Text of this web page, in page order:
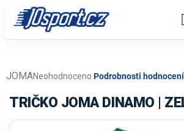
obsah
Průměrné
produktu
je
0,0
Neohodnoceno Podrobnosti hodnocení
JOMA
TRIČKO JOMA DINAMO |